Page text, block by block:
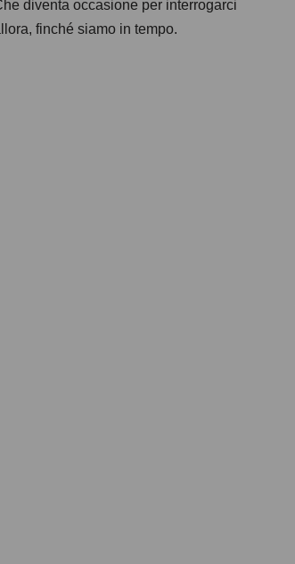
diventa occasione per interrogarci
finché siamo in tempo.